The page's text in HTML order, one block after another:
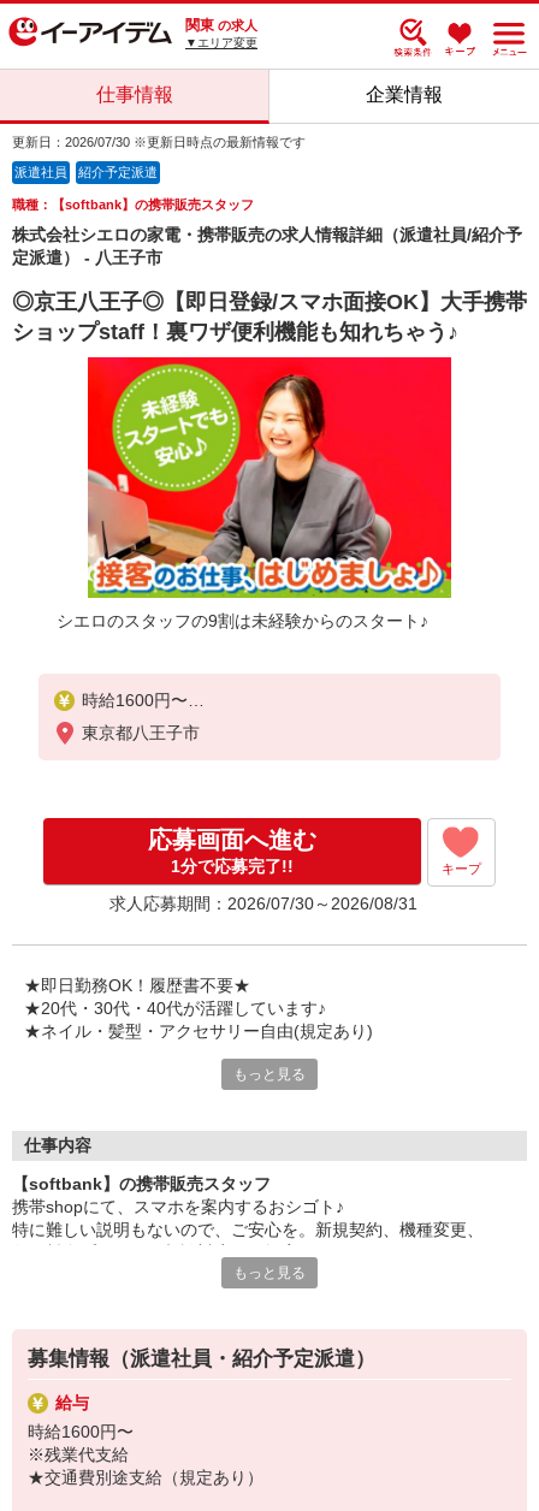
関東 の求人
▼エリア変更
仕事情報 企業情報
更新日：2026/07/30 ※更新日時点の最新情報です
派遣社員 紹介予定派遣
職種：【softbank】の携帯販売スタッフ
株式会社シエロの家電・携帯販売の求人情報詳細（派遣社員/紹介予
定派遣） - 八王子市
◎京王八王子◎【即日登録/スマホ面接OK】大手携帯
ショップstaff！裏ワザ便利機能も知れちゃう♪
シエロのスタッフの9割は未経験からのスタート♪
時給1600円〜
※残業代支給
★交通費別途支給（規定あり）
入社祝い金10万円支給(規定有)
お友達を紹介頂くと,
インセンティブ支給(規定有)
゜・。○。・゜+゜・。○。・゜+゜
東京都八王子市
応募画面へ進む
1分で応募完了!! キープ
求人応募期間：2026/07/30～2026/08/31
★即日勤務OK！履歴書不要★
★20代・30代・40代が活躍しています♪
★ネイル・髪型・アクセサリー自由(規定あり)
でも心配ご無用！
お互いに教え合ったり、フォローしあったりする
和気あいあいとした人間関係がある店舗ばかり！
皆で一緒にステップアップしましょう♪
【選べるお仕事いろいろ】
▼オフィスワーク
事務、経理、データ入力、コールセンター、受付
▼工場・製造・軽作業系
機械/食品製造・梱包・仕分け・加工・組立・検査
▼美容系
眉毛サロンのアイブロウ・ネイリスト・エステ
▼営業・販売
法人営業・アパレル販売・個別指導塾・人材紹介
もっと見る
仕事内容
【softbank】の携帯販売スタッフ
携帯shopにて、スマホを案内するおシゴト♪
特に難しい説明もないので、ご安心を。新規契約、機種変更、
満足度◎
■携帯やインターネット販売業務
docomo(ドコモ)/au(エーユー)・KDDI/softbank(ソフトバンク)など
の大手キャリアから
ワイモバイル(Y!mobille)、楽天モバイル、UQなど格安スマホまで幅
広く紹介可能♪
もっと見る
募集情報（派遣社員・紹介予定派遣）
給与
時給1600円〜
※残業代支給
★交通費別途支給（規定あり）